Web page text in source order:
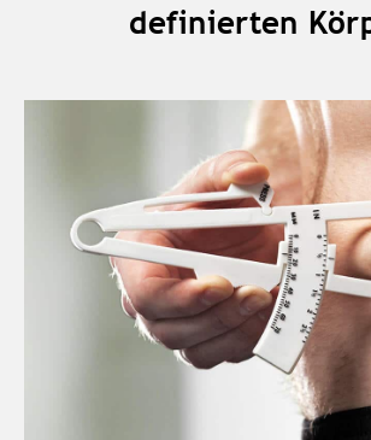
definierten